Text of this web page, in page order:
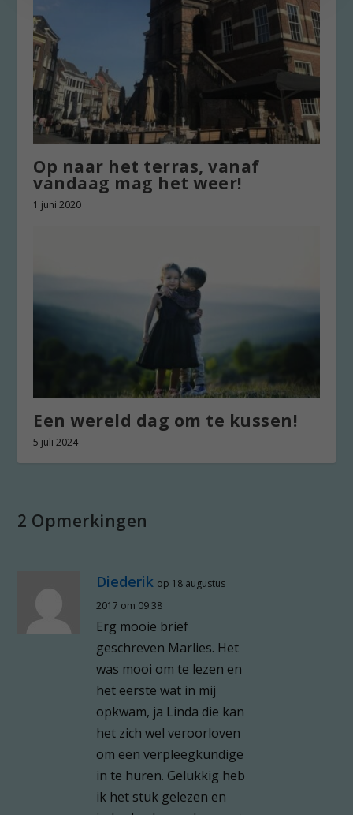
Op naar het terras, vanaf
vandaag mag het weer!
1 juni 2020
Een wereld dag om te kussen!
5 juli 2024
2 Opmerkingen
Diederik op 18 augustus
2017 om 09:38
Erg mooie brief
geschreven Marlies. Het
was mooi om te lezen en
het eerste wat in mij
opkwam, ja Linda die kan
het zich wel veroorloven
om een verpleegkundige
in te huren. Gelukkig heb
ik het stuk gelezen en